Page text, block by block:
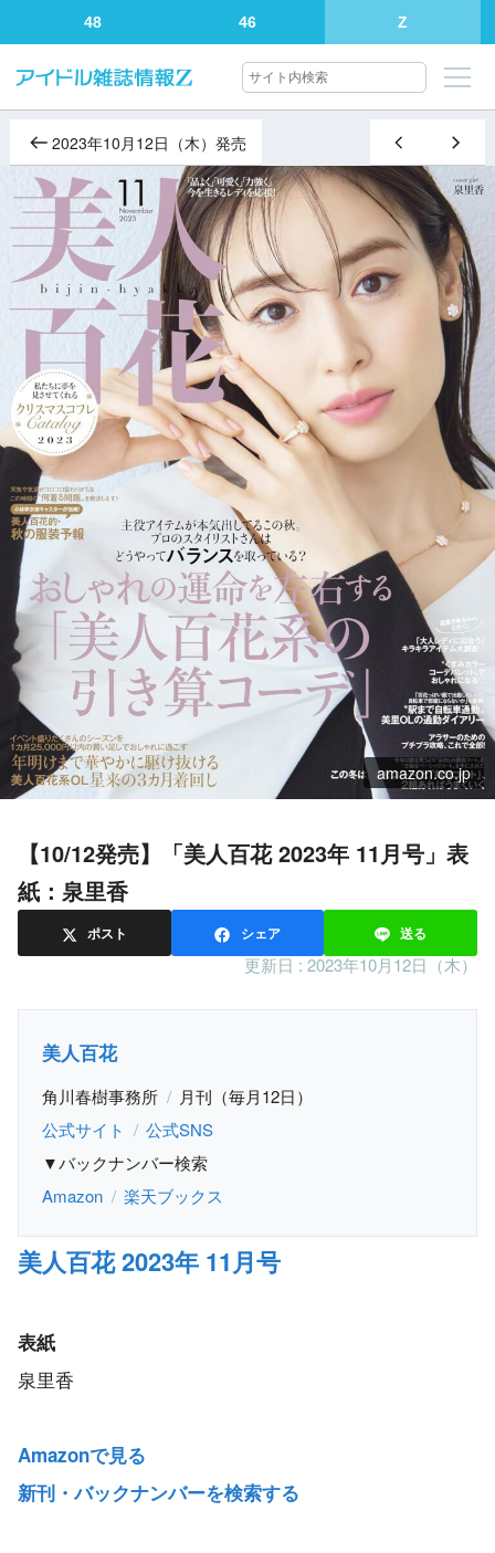
48 46 Z
2023年10月12日（木）発売
amazon.co.jp
【10/12発売】「美人百花 2023年 11月号」表
紙：泉里香
ポスト シェア 送る
更新日 : 2023年10月12日（木）
美人百花
角川春樹事務所
月刊（毎月12日）
公式サイト
公式SNS
▼バックナンバー検索
Amazon
楽天ブックス
美人百花 2023年 11月号
表紙
泉里香
Amazonで見る
新刊・バックナンバーを検索する